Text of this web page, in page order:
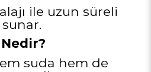
ile uzun süreli
suda hem de